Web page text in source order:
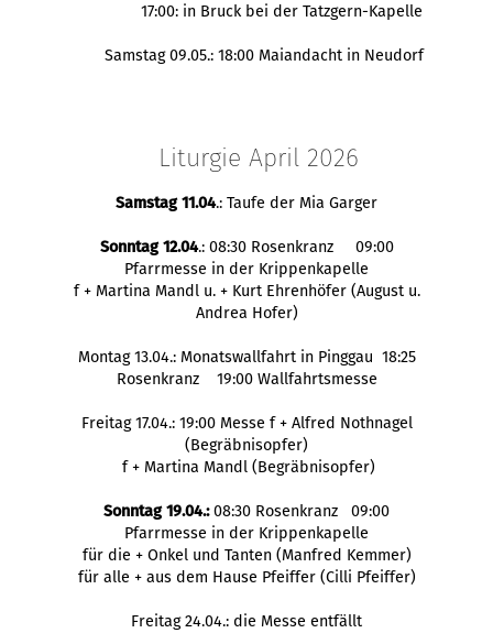
17:00: in Bruck bei der Tatzgern-Kapelle
Samstag 09.05.: 18:00 Maiandacht in Neudorf
Liturgie April 2026
Samstag 11.04.: Taufe der Mia Garger
Sonntag 12.04.: 08:30 Rosenkranz 09:00
Pfarrmesse in der Krippenkapelle
f + Martina Mandl u. + Kurt Ehrenhöfer (August u.
Andrea Hofer)
Montag 13.04.: Monatswallfahrt in Pinggau 18:25
Rosenkranz 19:00 Wallfahrtsmesse
Freitag 17.04.: 19:00 Messe f + Alfred Nothnagel
(Begräbnisopfer)
f + Martina Mandl (Begräbnisopfer)
Sonntag 19.04.:08:30 Rosenkranz 09:00
Pfarrmesse in der Krippenkapelle
für die + Onkel und Tanten (Manfred Kemmer)
für alle + aus dem Hause Pfeiffer (Cilli Pfeiffer)
Freitag 24.04.: die Messe entfällt